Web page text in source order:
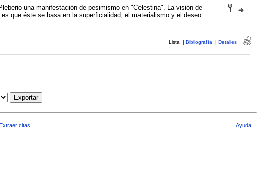
una manifestación de pesimismo en "Celestina". La visión de
es que éste se basa en la superficialidad, el materialismo y el deseo.
Lista | Bibliografía | Detalles
Exportar
Extraer citas Ayuda